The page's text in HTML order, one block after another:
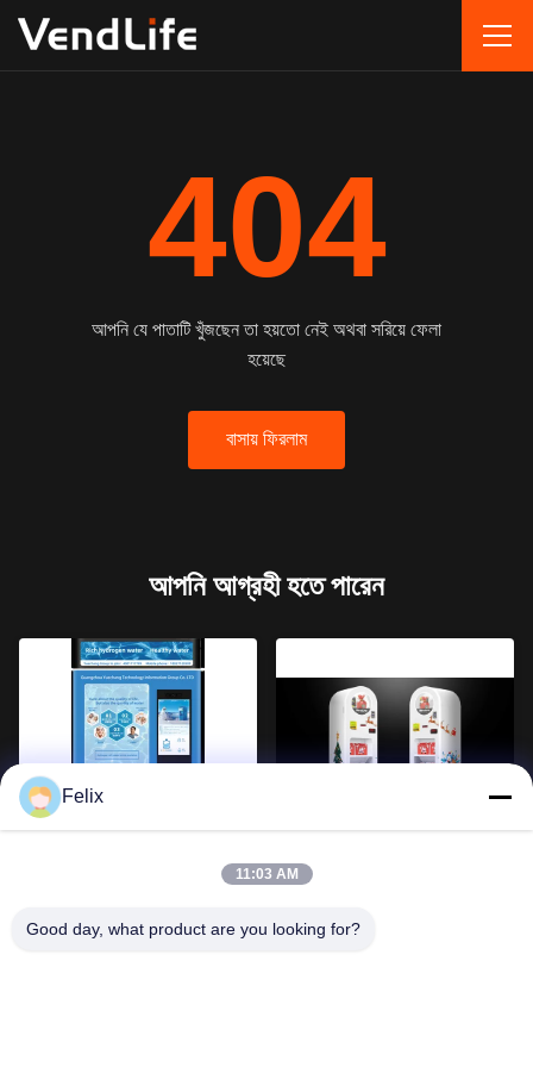
404
আপনি যে পাতাটি খুঁজছেন তা হয়তো নেই অথবা সরিয়ে ফেলা
হয়েছে
বাসায় ফিরলাম
আপনি আগ্রহী হতে পারেন
8 ইঞ্চি স্ক্রীন স্মার্ট ভেন্ডিং মেশিন উষ্ণ এবং
ক্রিসমাস স্বয়ংক্রিয় ভেন্ডিং মেশিন,
Felix
11:03 AM
Good day, what product are you looking for?